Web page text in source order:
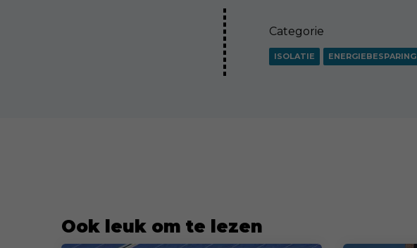
Categorie
ISOLATIE ENERGIEBESPARING
Ook leuk om te lezen